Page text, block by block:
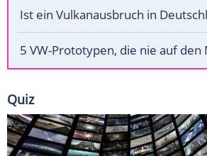
Ist ein Vulkanausbruch in
5 VW-Prototypen, die nie auf den
Quiz